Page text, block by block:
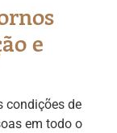
e
condições de
em todo o